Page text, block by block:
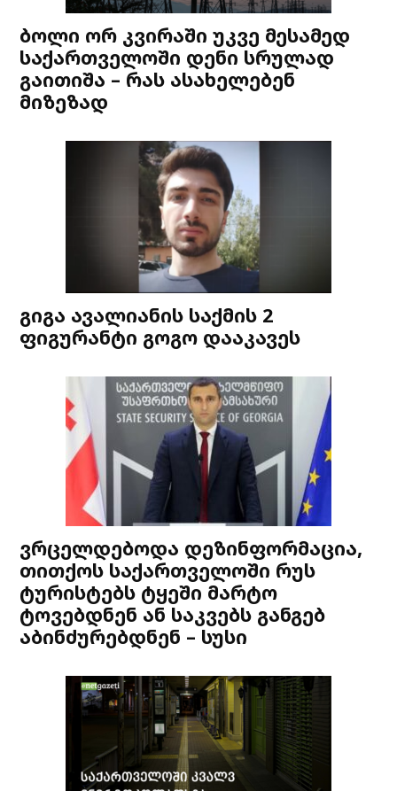
ბოლი ორ კვირაში უკვე მესამედ
საქართველოში დენი სრულად
გაითიშა – რას ასახელებენ
მიზეზად
გიგა ავალიანის საქმის 2
ფიგურანტი გოგო დააკავეს
ვრცელდებოდა დეზინფორმაცია,
თითქოს საქართველოში რუს
ტურისტებს ტყეში მარტო
ტოვებდნენ ან საკვებს განგებ
აბინძურებდნენ – სუსი